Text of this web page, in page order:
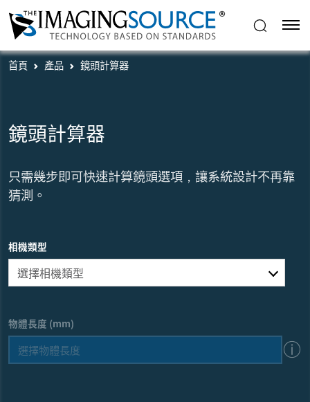
首頁 產品 鏡頭計算器
鏡頭計算器
只需幾步即可快速計算鏡頭選項，讓系統設計不再靠
猜測。
相機類型
選擇相機類型
物體長度 (mm)